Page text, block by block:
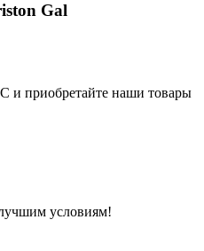
Gal
и приобретайте наши товары
условиям!